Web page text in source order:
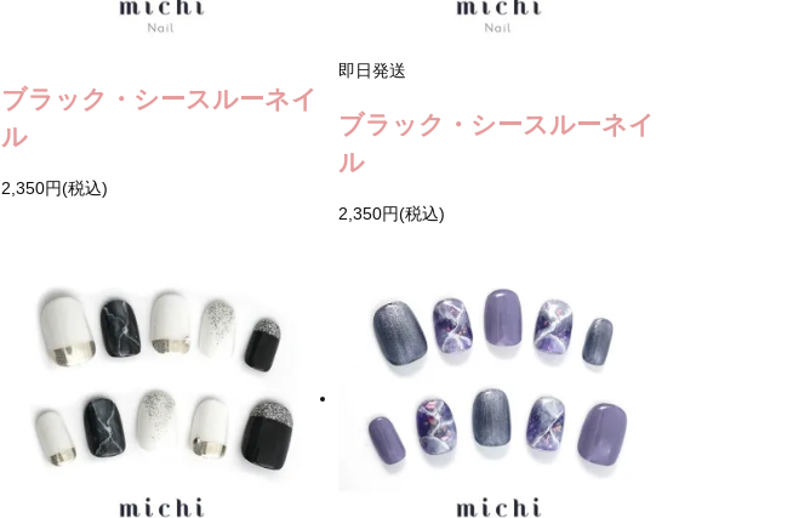
ブラック・シースルーネイ
ル
2,350円(税込)
即日発送
ブラック・シースルーネイ
ル
2,350円(税込)